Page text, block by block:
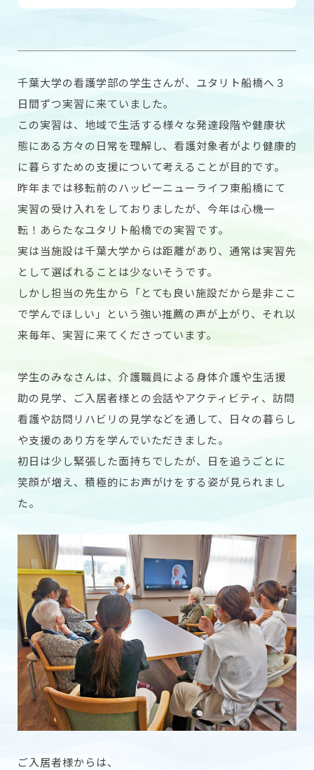
千葉大学の看護学部の学生さんが、ユタリト船橋へ３
日間ずつ実習に来ていました。
この実習は、地域で生活する様々な発達段階や健康状
態にある方々の日常を理解し、看護対象者がより健康的
に暮らすための支援について考えることが目的です。
昨年までは移転前のハッピーニューライフ東船橋にて
実習の受け入れをしておりましたが、今年は心機一
転！あらたなユタリト船橋での実習です。
実は当施設は千葉大学からは距離があり、通常は実習先
として選ばれることは少ないそうです。
しかし担当の先生から「とても良い施設だから是非ここ
で学んでほしい」という強い推薦の声が上がり、それ以
来毎年、実習に来てくださっています。
学生のみなさんは、介護職員による身体介護や生活援
助の見学、ご入居者様との会話やアクティビティ、訪問
看護や訪問リハビリの見学などを通して、日々の暮らし
や支援のあり方を学んでいただきました。
初日は少し緊張した面持ちでしたが、日を追うごとに
笑顔が増え、積極的にお声がけをする姿が見られまし
た。
ご入居者様からは、